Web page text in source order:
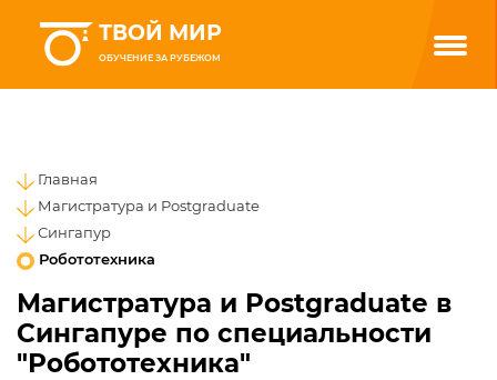
ТВОЙ МИР
ОБУЧЕНИЕ ЗА РУБЕЖОМ
Главная
Магистратура и Postgraduate
Сингапур
Робототехника
Магистратура и Postgraduate в
Сингапуре по специальности
"Робототехника"